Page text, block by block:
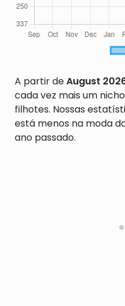
A partir deAugust
cada vez mais um
filhotes. Nossas
está menos na moda
ano passado.